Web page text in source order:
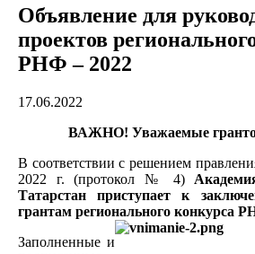
Объявление для
проектов
РНФ – 2022
17.06.2022
ВАЖНО! Уважаемые
В соответствии с решением
2022 г. (протокол № 4)
Татарстан приступает к
грантам регионального конкурса
Заполненные и